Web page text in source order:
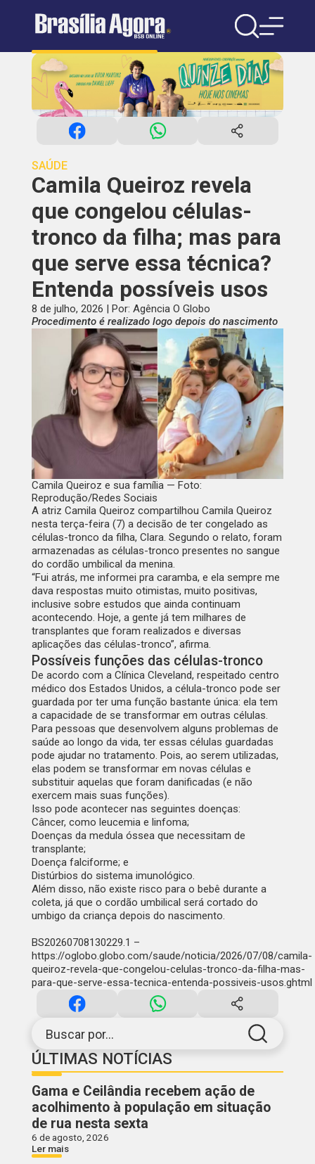
Buscar por...
ÚLTIMAS NOTÍCIAS
Gama e Ceilândia recebem ação de
acolhimento à população em situação
de rua nesta sexta
6 de agosto, 2026
Ler mais
SAÚDE
Camila Queiroz revela
que congelou células-
tronco da filha; mas para
que serve essa técnica?
Entenda possíveis usos
8 de julho, 2026 | Por: Agência O Globo
Procedimento é realizado logo depois do nascimento
Camila Queiroz e sua família — Foto:
Reprodução/Redes Sociais
A atriz Camila Queiroz compartilhou Camila Queiroz
nesta terça-feira (7) a decisão de ter congelado as
células-tronco da filha, Clara. Segundo o relato, foram
armazenadas as células-tronco presentes no sangue
do cordão umbilical da menina.
“Fui atrás, me informei pra caramba, e ela sempre me
dava respostas muito otimistas, muito positivas,
inclusive sobre estudos que ainda continuam
acontecendo. Hoje, a gente já tem milhares de
transplantes que foram realizados e diversas
aplicações das células-tronco”, afirma.
Possíveis funções das células-tronco
De acordo com a Clínica Cleveland, respeitado centro
médico dos Estados Unidos, a célula-tronco pode ser
guardada por ter uma função bastante única: ela tem
a capacidade de se transformar em outras células.
Para pessoas que desenvolvem alguns problemas de
saúde ao longo da vida, ter essas células guardadas
pode ajudar no tratamento. Pois, ao serem utilizadas,
elas podem se transformar em novas células e
substituir aquelas que foram danificadas (e não
exercem mais suas funções).
Isso pode acontecer nas seguintes doenças:
Câncer, como leucemia e linfoma;
Doenças da medula óssea que necessitam de
transplante;
Doença falciforme; e
Distúrbios do sistema imunológico.
Além disso, não existe risco para o bebê durante a
coleta, já que o cordão umbilical será cortado do
umbigo da criança depois do nascimento.
BS20260708130229.1 –
https://oglobo.globo.com/saude/noticia/2026/07/08/camila-
queiroz-revela-que-congelou-celulas-tronco-da-filha-mas-
para-que-serve-essa-tecnica-entenda-possiveis-usos.ghtml